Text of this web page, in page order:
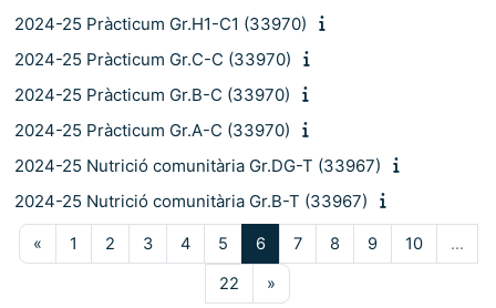
2024-25 Pràcticum Gr.H1-C1 (33970)
2024-25 Pràcticum Gr.C-C (33970)
2024-25 Pràcticum Gr.B-C (33970)
2024-25 Pràcticum Gr.A-C (33970)
2024-25 Nutrició comunitària Gr.DG-T (33967)
2024-25 Nutrició comunitària Gr.B-T (33967)
«Pàgina anterior
1 Pàgina 1
2Pàgina 2
3Pàgina 3
4Pàgina 4
5Pàgina 5
6Pàgina 6
7Pàgina 7
8Pàgina 8
9Pàgina 9
10Pàgina 10
…
22 Pàgina 22
»